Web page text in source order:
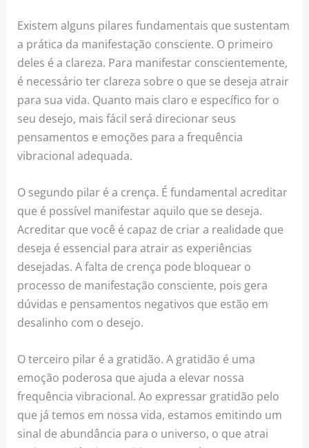
Existem alguns pilares fundamentais que sustentam
a prática da manifestação consciente. O primeiro
deles é a clareza. Para manifestar conscientemente,
é necessário ter clareza sobre o que se deseja atrair
para sua vida. Quanto mais claro e específico for o
seu desejo, mais fácil será direcionar seus
pensamentos e emoções para a frequência
vibracional adequada.
O segundo pilar é a crença. É fundamental acreditar
que é possível manifestar aquilo que se deseja.
Acreditar que você é capaz de criar a realidade que
deseja é essencial para atrair as experiências
desejadas. A falta de crença pode bloquear o
processo de manifestação consciente, pois gera
dúvidas e pensamentos negativos que estão em
desalinho com o desejo.
O terceiro pilar é a gratidão. A gratidão é uma
emoção poderosa que ajuda a elevar nossa
frequência vibracional. Ao expressar gratidão pelo
que já temos em nossa vida, estamos emitindo um
sinal de abundância para o universo, o que atrai